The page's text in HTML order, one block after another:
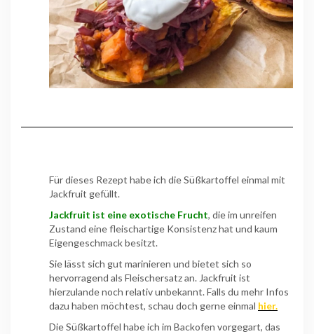
Für dieses Rezept habe ich die Süßkartoffel einmal mit
Jackfruit gefüllt.
Jackfruit ist eine exotische Frucht, die im unreifen
Zustand eine fleischartige Konsistenz hat und kaum
Eigengeschmack besitzt.
Sie lässt sich gut marinieren und bietet sich so
hervorragend als Fleischersatz an. Jackfruit ist
hierzulande noch relativ unbekannt. Falls du mehr Infos
dazu haben möchtest, schau doch gerne einmal hier.
Die Süßkartoffel habe ich im Backofen vorgegart, das